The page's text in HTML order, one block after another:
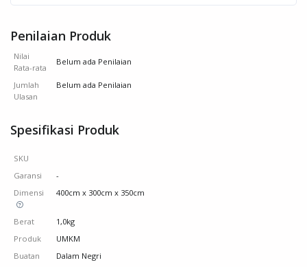
Penilaian Produk
Nilai
Rata-rata
Belum ada Penilaian
Jumlah
Ulasan
Belum ada Penilaian
Spesifikasi Produk
SKU
Garansi
-
Dimensi
400cm x 300cm x 350cm
Berat
1,0kg
Produk
UMKM
Buatan
Dalam Negri